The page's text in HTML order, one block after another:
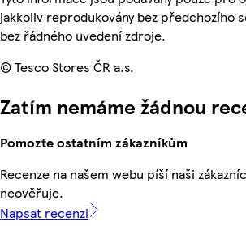
jakkoliv reprodukovány bez předchozího
bez řádného uvedení zdroje.
© Tesco Stores ČR a.s.
Zatím nemáme žádnou
Pomozte ostatním zákazníkům
Recenze na našem webu píší naši
neověřuje.
Napsat recenzi